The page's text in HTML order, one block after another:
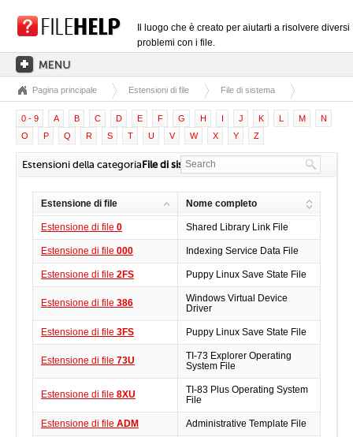
Il luogo che è creato per aiutarti a risolvere diversi
problemi con i file.
PAGINA PRINCIPALE
CATEGORIE DELLE ESTENSIONI
CATEGORIE DEI DRIVER
FILE DLL
CONVERSIONI DI FILE
SOFTWARE
Pagina principale Estensioni di file File di sistema
0 - 9 A B C D E F G H I J K L M
N
O
P Q R S T U V W X Y Z
Estensioni della categoriaFile di sistema
Estensione di file Nome completo
Estensione di file 0 Shared Library Link File
Estensione di file 000 Indexing Service Data File
Estensione di file 2FS Puppy Linux Save State File
Estensione di file 386
Windows Virtual Device
Driver
Estensione di file 3FS Puppy Linux Save State File
Estensione di file 73U
TI-73 Explorer Operating
System File
Estensione di file 8XU
TI-83 Plus Operating System
File
Estensione di file ADM Administrative Template File